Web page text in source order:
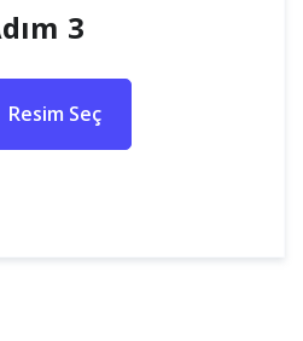
3
Resim Seç